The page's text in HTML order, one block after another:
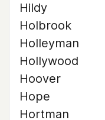
Hildy
Holbrook
Holleyman
Hollywood
Hoover
Hope
Hortman